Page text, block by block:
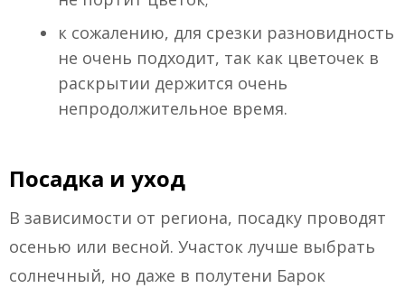
к сожалению, для срезки разновидность
не очень подходит, так как цветочек в
раскрытии держится очень
непродолжительное время.
Посадка и уход
В зависимости от региона, посадку проводят
осенью или весной. Участок лучше выбрать
солнечный, но даже в полутени Барок